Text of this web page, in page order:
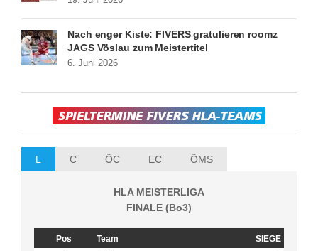
Nach enger Kiste: FIVERS gratulieren roomz
JAGS Vöslau zum Meistertitel
6. Juni 2026
L C ÖC EC ÖMS
HLA MEISTERLIGA
FINALE (Bo3)
Pos Team
SIEGE